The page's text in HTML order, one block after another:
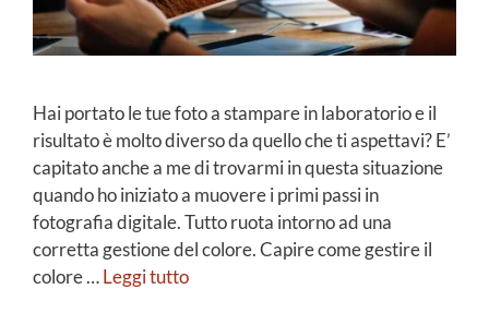
Hai portato le tue foto a stampare in laboratorio e il
risultato è molto diverso da quello che ti aspettavi? E’
capitato anche a me di trovarmi in questa situazione
quando ho iniziato a muovere i primi passi in
fotografia digitale. Tutto ruota intorno ad una
corretta gestione del colore. Capire come gestire il
colore …Leggi tutto